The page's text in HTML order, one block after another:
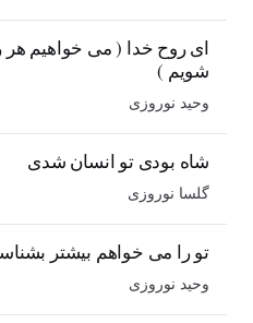
ای روح خدا ( می خواهیم هر
شویم )
وحید نوروزی
شاه بودی تو انسان شدی
گلسا نوروزی
تو را می خواهم بیشتر
وحید نوروزی